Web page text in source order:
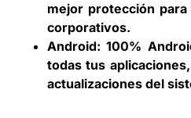
mejor protección
corporativos.
Android: 100%
todas tus
actualizaciones del